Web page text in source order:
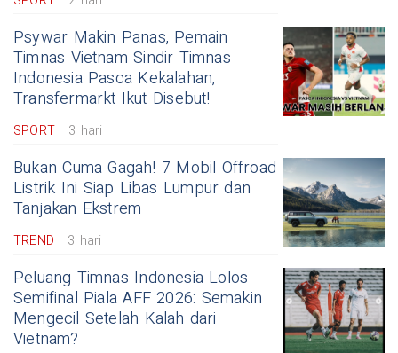
Psywar Makin Panas, Pemain
Timnas Vietnam Sindir Timnas
Indonesia Pasca Kekalahan,
Transfermarkt Ikut Disebut!
SPORT 3 hari
Bukan Cuma Gagah! 7 Mobil Offroad
Listrik Ini Siap Libas Lumpur dan
Tanjakan Ekstrem
TREND 3 hari
Peluang Timnas Indonesia Lolos
Semifinal Piala AFF 2026: Semakin
Mengecil Setelah Kalah dari
Vietnam?